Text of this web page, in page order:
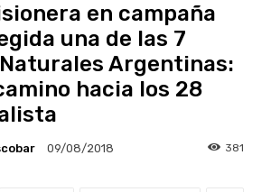
en campaña
una de las 7
Argentinas:
hacia los 28
09/08/2018 381